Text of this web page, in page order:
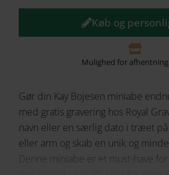
264
284
Køb og
Mulighed for afhentning
Ikke på lager
Bliv underrettet
Gør din Kay Bojesen miniabe
med gratis gravering hos Royal
navn eller en særlig dato i træet
eller arm og skab en unik og
Denne miniabe er et must-have